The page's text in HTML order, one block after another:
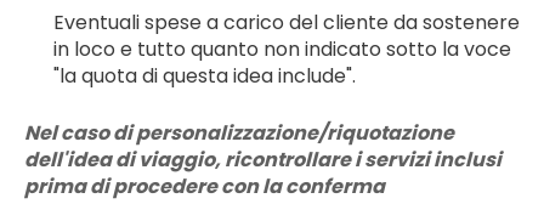
Eventuali spese a carico del cliente da sostenere
in loco e tutto quanto non indicato sotto la voce
"la quota di questa idea include".
Nel caso di personalizzazione/riquotazione
dell'idea di viaggio, ricontrollare i servizi inclusi
prima di procedere con la conferma